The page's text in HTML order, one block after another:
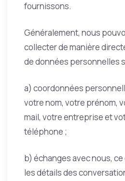
fournissons.
Généralement, nous
collecter de manière
de données personnelles
a) coordonnées
votre nom, votre prénom,
mail, votre entreprise et
téléphone ;
b) échanges avec nous,
les détails des